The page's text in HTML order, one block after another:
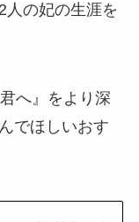
人の妃の生涯を
へ』をより深
でほしいおす